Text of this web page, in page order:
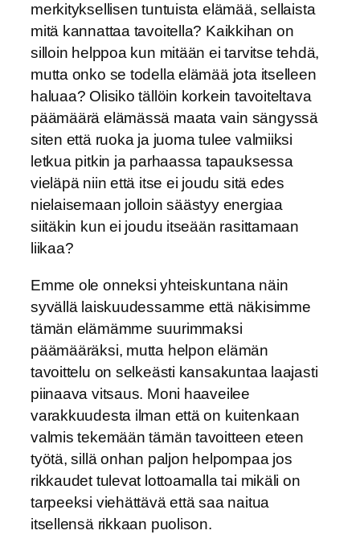
merkityksellisen tuntuista elämää, sellaista
mitä kannattaa tavoitella? Kaikkihan on
silloin helppoa kun mitään ei tarvitse tehdä,
mutta onko se todella elämää jota itselleen
haluaa? Olisiko tällöin korkein tavoiteltava
päämäärä elämässä maata vain sängyssä
siten että ruoka ja juoma tulee valmiiksi
letkua pitkin ja parhaassa tapauksessa
vieläpä niin että itse ei joudu sitä edes
nielaisemaan jolloin säästyy energiaa
siitäkin kun ei joudu itseään rasittamaan
liikaa?
Emme ole onneksi yhteiskuntana näin
syvällä laiskuudessamme että näkisimme
tämän elämämme suurimmaksi
päämääräksi, mutta helpon elämän
tavoittelu on selkeästi kansakuntaa laajasti
piinaava vitsaus. Moni haaveilee
varakkuudesta ilman että on kuitenkaan
valmis tekemään tämän tavoitteen eteen
työtä, sillä onhan paljon helpompaa jos
rikkaudet tulevat lottoamalla tai mikäli on
tarpeeksi viehättävä että saa naitua
itsellensä rikkaan puolison.